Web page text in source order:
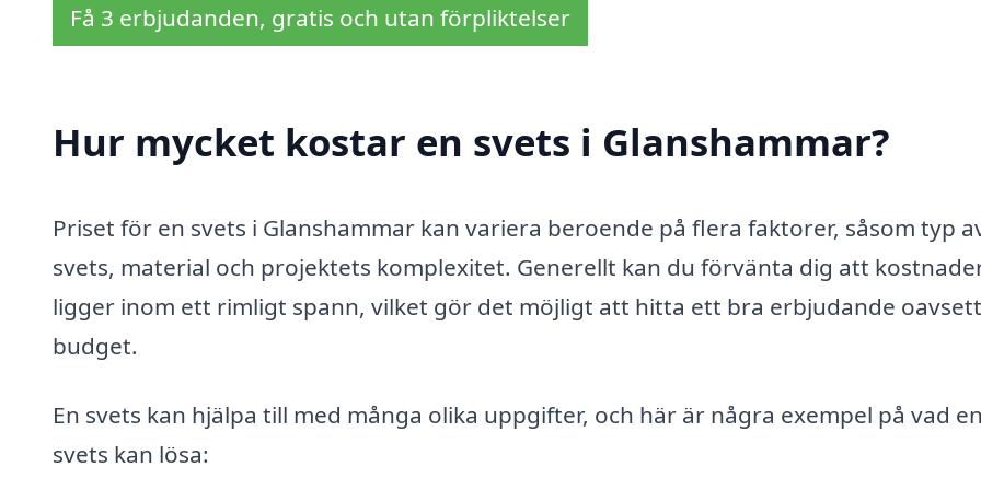
Få 3 erbjudanden, gratis och utan förpliktelser
Hur mycket kostar en svets i Glanshammar?
Priset för en svets i Glanshammar kan variera beroende på flera faktorer, såsom typ
svets, material och projektets komplexitet. Generellt kan du förvänta dig att
ligger inom ett rimligt spann, vilket gör det möjligt att hitta ett bra erbjudande oavsett
budget.
En svets kan hjälpa till med många olika uppgifter, och här är några exempel på vad en
svets kan lösa: